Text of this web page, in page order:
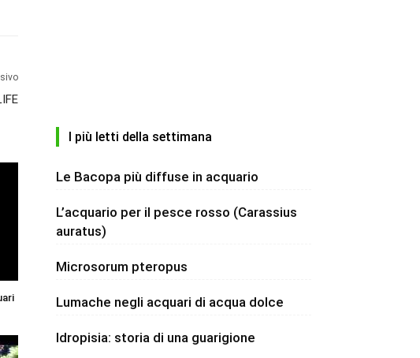
I più letti della settimana
Le Bacopa più diffuse in acquario
L’acquario per il pesce rosso (Carassius
auratus)
Microsorum pteropus
Lumache negli acquari di acqua dolce
Idropisia: storia di una guarigione